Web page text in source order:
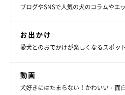
レ”はもう始まっています。
抱っこしようと手を伸ばすとスッ…
（笑） 触らせてもらえるときは、
ています。
私たちは家族でキャンプによく行く
ブログやSNSで人気の犬のコラムやエ
お出かけ
愛犬とのおでかけが楽しくなるスポッ
動画
犬好きにはたまらない！かわいい・面